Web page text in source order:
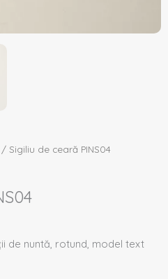
/ Sigiliu de ceară PINS04
de nuntă, rotund, model text